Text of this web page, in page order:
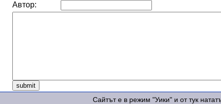
Автор:
Сайтът е в режим "Уики" и от тук